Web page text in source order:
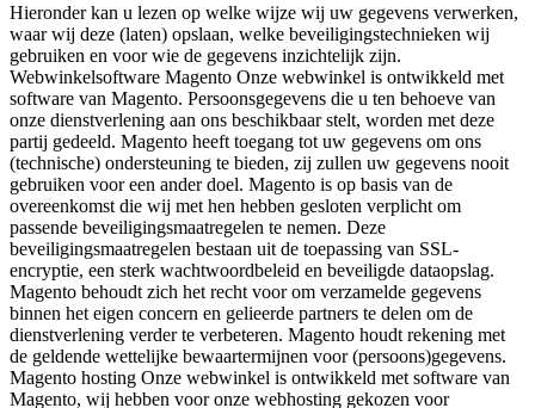
Hieronder kan u lezen op welke wijze wij uw gegevens verwerken,
waar wij deze (laten) opslaan, welke beveiligingstechnieken wij
gebruiken en voor wie de gegevens inzichtelijk zijn.
Webwinkelsoftware Magento Onze webwinkel is ontwikkeld met
software van Magento. Persoonsgegevens die u ten behoeve van
onze dienstverlening aan ons beschikbaar stelt, worden met deze
partij gedeeld. Magento heeft toegang tot uw gegevens om ons
(technische) ondersteuning te bieden, zij zullen uw gegevens nooit
gebruiken voor een ander doel. Magento is op basis van de
overeenkomst die wij met hen hebben gesloten verplicht om
passende beveiligingsmaatregelen te nemen. Deze
beveiligingsmaatregelen bestaan uit de toepassing van SSL-
encryptie, een sterk wachtwoordbeleid en beveiligde dataopslag.
Magento behoudt zich het recht voor om verzamelde gegevens
binnen het eigen concern en gelieerde partners te delen om de
dienstverlening verder te verbeteren. Magento houdt rekening met
de geldende wettelijke bewaartermijnen voor (persoons)gegevens.
Magento hosting Onze webwinkel is ontwikkeld met software van
Magento, wij hebben voor onze webhosting gekozen voor